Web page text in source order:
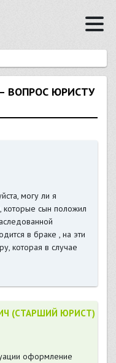
ВОПРОС ЮРИСТУ
могу ли я
которые сын положил
в браке , на эти
которая в случае
(СТАРШИЙ ЮРИСТ)
оформление